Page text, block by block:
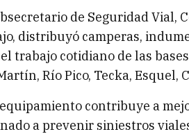
de Seguridad Vial,
distribuyó camperas,
trabajo cotidiano de las
Río Pico, Tecka, Esquel,
contribuye a
a prevenir siniestros